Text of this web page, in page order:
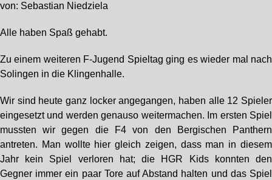
von: Sebastian Niedziela
Alle haben Spaß gehabt.
Zu einem weiteren F-Jugend Spieltag ging es wieder mal nach
Solingen in die Klingenhalle.
Wir sind heute ganz locker angegangen, haben alle 12 Spieler
eingesetzt und werden genauso weitermachen. Im ersten Spiel
mussten wir gegen die F4 von den Bergischen Panthern
antreten. Man wollte hier gleich zeigen, dass man in diesem
Jahr kein Spiel verloren hat; die HGR Kids konnten den
Gegner immer ein paar Tore auf Abstand halten und das Spiel